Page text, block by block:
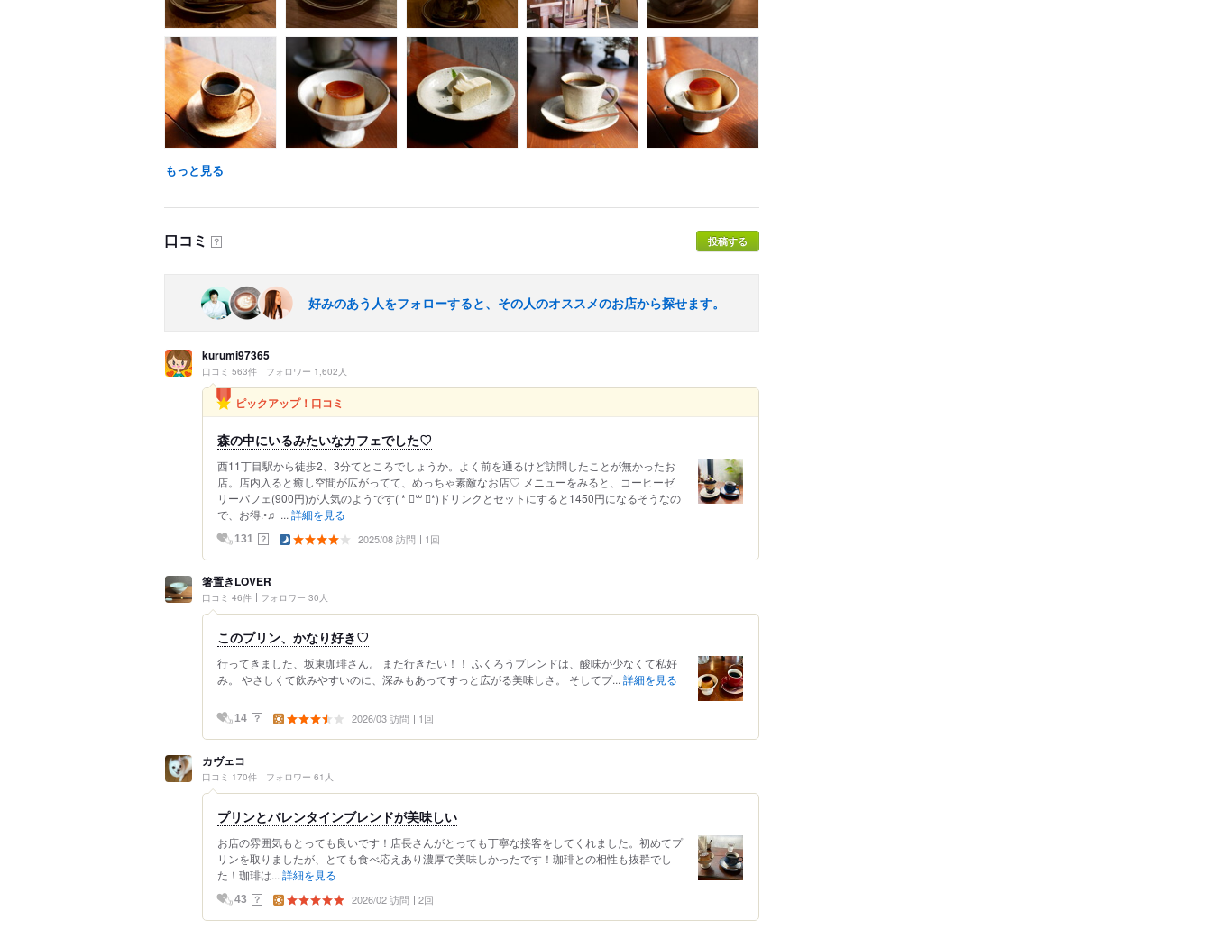
もっと見る
口コミ ？ 投稿する
好みのあう人をフォローすると、その人のオススメのお店から探せます。
kurumi97365
口コミ 563件 フォロワー 1,602人
ピックアップ！口コミ
森の中にいるみたいなカフェでした♡
西11丁目駅から徒歩2、3分てところでしょうか。よく前を通るけど訪問したことが無かったお
店。店内入ると癒し空間が広がってて、めっちゃ素敵なお店♡ メニューをみると、コーヒーゼ
リーパフェ(900円)が人気のようです( * ॑꒳ ॑*)ドリンクとセットにすると1450円になるそうなの
で、お得.•♬ ... 詳細を見る
131 ？ 2025/08 訪問 1回
箸置きLOVER
口コミ 46件 フォロワー 30人
このプリン、かなり好き♡
行ってきました、坂東珈琲さん。 また行きたい！！ ふくろうブレンドは、酸味が少なくて私好
み。 やさしくて飲みやすいのに、深みもあってすっと広がる美味しさ。 そしてプ... 詳細を見る
14 ？ 2026/03 訪問 1回
カヴェコ
口コミ 170件 フォロワー 61人
プリンとバレンタインブレンドが美味しい
お店の雰囲気もとっても良いです！店長さんがとっても丁寧な接客をしてくれました。初めてプ
リンを取りましたが、とても食べ応えあり濃厚で美味しかったです！珈琲との相性も抜群でし
た！珈琲は... 詳細を見る
43 ？ 2026/02 訪問 2回